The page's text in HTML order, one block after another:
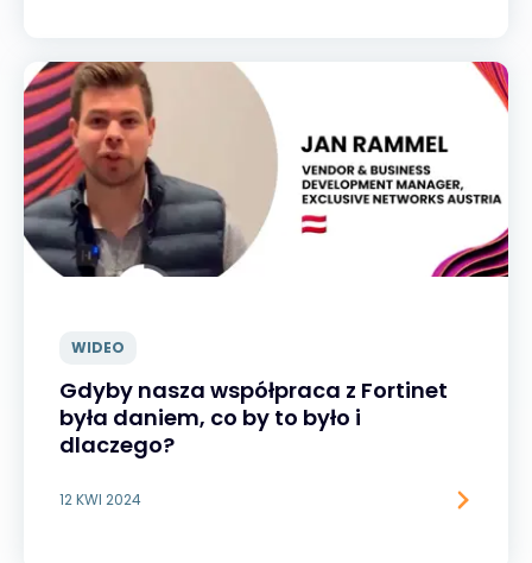
WIDEO
Gdyby nasza współpraca z Fortinet
była daniem, co by to było i
dlaczego?
12 KWI 2024